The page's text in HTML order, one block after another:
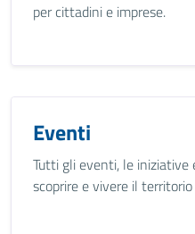
per cittadini e imprese.
Eventi
Tutti gli eventi, le iniziative
scoprire e vivere il